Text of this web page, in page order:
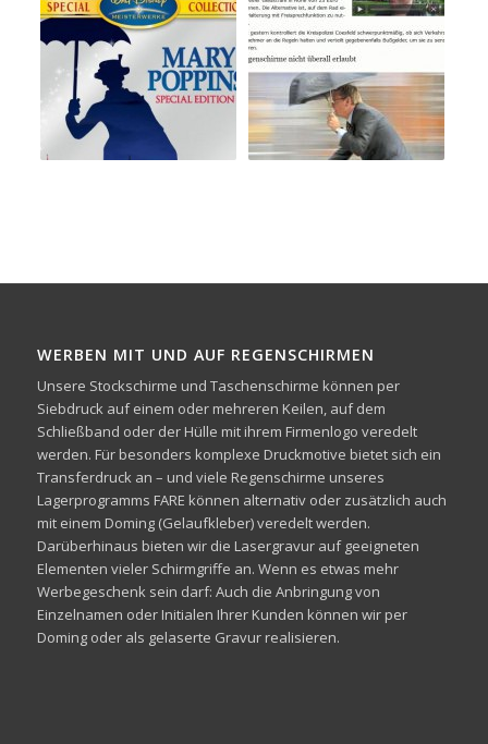
WERBEN MIT UND AUF REGENSCHIRMEN
Unsere Stockschirme und Taschenschirme können per
Siebdruck auf einem oder mehreren Keilen, auf dem
Schließband oder der Hülle mit ihrem Firmenlogo veredelt
werden. Für besonders komplexe Druckmotive bietet sich ein
Transferdruck an – und viele Regenschirme unseres
Lagerprogramms FARE können alternativ oder zusätzlich auch
mit einem Doming (Gelaufkleber) veredelt werden.
Darüberhinaus bieten wir die Lasergravur auf geeigneten
Elementen vieler Schirmgriffe an. Wenn es etwas mehr
Werbegeschenk sein darf: Auch die Anbringung von
Einzelnamen oder Initialen Ihrer Kunden können wir per
Doming oder als gelaserte Gravur realisieren.